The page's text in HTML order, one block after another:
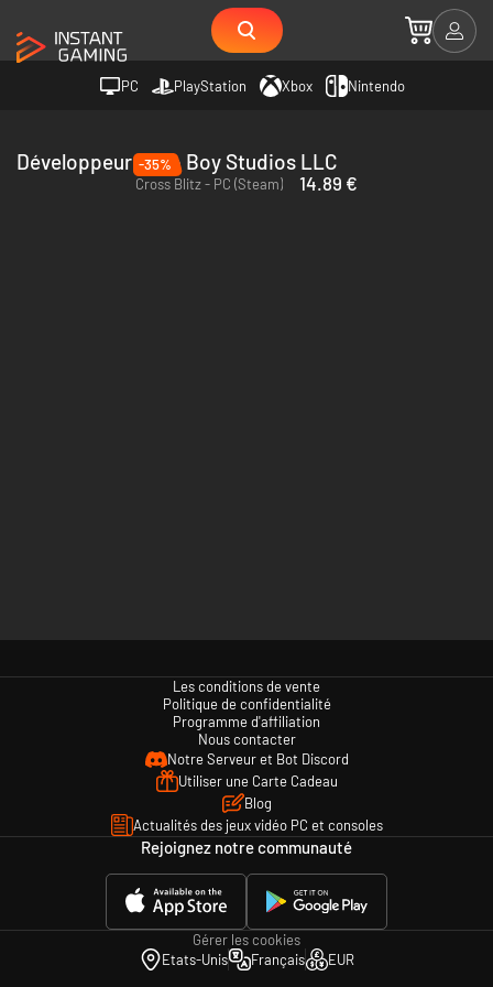
PC PlayStation Xbox Nintendo
Développeur Tako Boy Studios LLC
-35%
Cross Blitz - PC (Steam)
14.89 €
Les conditions de vente
Politique de confidentialité
Programme d'affiliation
Nous contacter
Notre Serveur et Bot Discord
Utiliser une Carte Cadeau
Blog
Actualités des jeux vidéo PC et consoles
Rejoignez notre communauté
Gérer les cookies
Etats-Unis
Français EUR